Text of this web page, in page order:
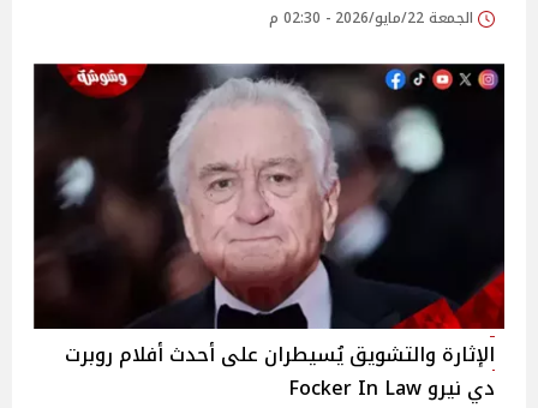
الجمعة 22/مايو/2026 - 02:30 م
الإثارة والتشويق يُسيطران على أحدث أفلام روبرت
دي نيرو Focker In Law